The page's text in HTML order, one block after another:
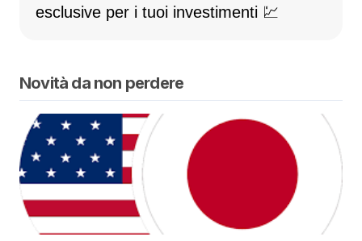
esclusive per i tuoi investimenti 💹
Novità da non perdere